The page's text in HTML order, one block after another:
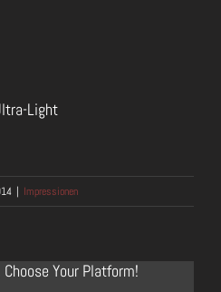
Light
| Impressionen
Your Platform!